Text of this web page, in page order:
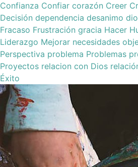
Confianza Confiar corazón Creer
Decisión dependencia desanimo
Fracaso Frustración gracia Hacer
Liderazgo Mejorar necesidades
Perspectiva problema Problemas
Proyectos relacion con Dios
Éxito